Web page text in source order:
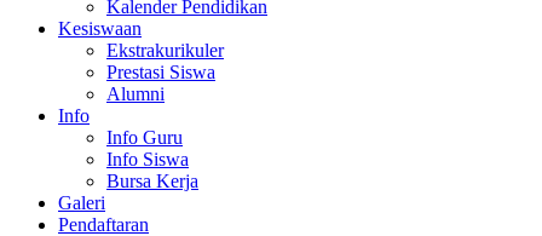
Kalender Pendidikan
Kesiswaan
Ekstrakurikuler
Prestasi Siswa
Alumni
Info
Info Guru
Info Siswa
Bursa Kerja
Galeri
Pendaftaran